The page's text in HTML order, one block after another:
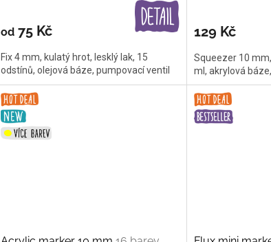
od75 Kč
Fix 4 mm, kulatý hrot, lesklý lak, 15
odstínů, olejová báze, pumpovací ventil
129 Kč
Squeezer 10
ml, akrylová